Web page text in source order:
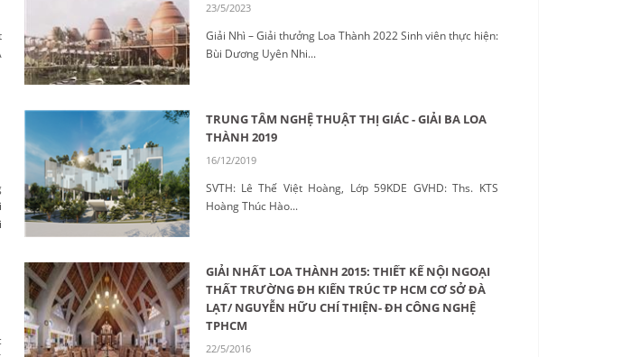
23/5/2023
Giải Nhì – Giải thưởng Loa Thành 2022 Sinh viên thực hiện:
Bùi Dương Uyên Nhi...
TRUNG TÂM NGHỆ THUẬT THỊ GIÁC - GIẢI BA LOA
THÀNH 2019
16/12/2019
SVTH: Lê Thế Việt Hoàng, Lớp 59KDE GVHD: Ths. KTS
Hoàng Thúc Hào...
GIẢI NHẤT LOA THÀNH 2015: THIẾT KẾ NỘI NGOẠI
THẤT TRƯỜNG ĐH KIẾN TRÚC TP HCM CƠ SỞ ĐÀ
LẠT/ NGUYỄN HỮU CHÍ THIỆN- ĐH CÔNG NGHỆ
TPHCM
22/5/2016